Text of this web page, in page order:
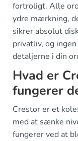
fortroligt. Alle
ydre mærkning,
sikrer absolut
privatliv, og
detaljerne i din
Hvad er
fungerer
Crestor er et
med at sænke
fungerer ved at